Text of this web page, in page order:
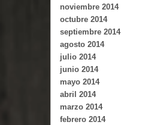
noviembre 2014
octubre 2014
septiembre 2014
agosto 2014
julio 2014
junio 2014
mayo 2014
abril 2014
marzo 2014
febrero 2014